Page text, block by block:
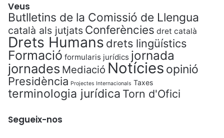
Veus
Butlletins de la Comissió de Llengua
català als jutjats Conferències dret català
Drets Humans drets lingüístics
Formació formularis jurídics jornada
jornades Mediació Notícies opinió
Presidència Projectes Internacionals Taxes
terminologia jurídica Torn d'Ofici
Segueix-nos